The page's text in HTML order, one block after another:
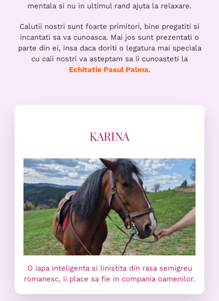
mentala si nu in ultimul rand ajuta la relaxare.
Calutii nostri sunt foarte primitori, bine pregatiti si
incantati sa va cunoasca. Mai jos sunt prezentati o
parte din ei, insa daca doriti o legatura mai speciala
cu caii nostri va asteptam sa ii cunoasteti la
Echitatie Pasul Palma.
KARINA
O iapa inteligenta si linistita din rasa semigreu
romanesc, ii place sa fie in compania oamenilor.